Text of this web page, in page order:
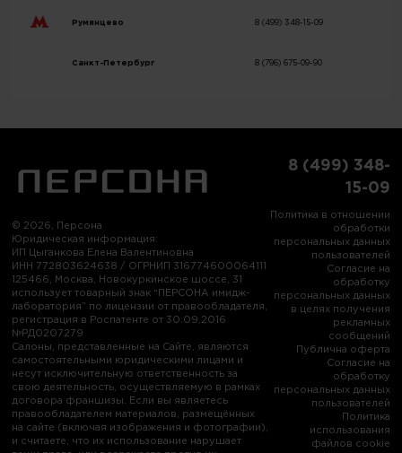
Румянцево 8 (499) 348-15-09
Санкт-Петербург 8 (796) 675-09-90
© 2026, Персона
Юридическая информация:
ИП Цыганкова Елена Валентиновна
ИНН 772803624638 / ОГРНИП 316774600064111
125466, Москва, Новокуркинское шоссе, 31
использует товарный знак “ПЕРСОНА имидж-
лаборатория” по лицензии от правообладателя,
регистрация в Роспатенте от 30.09.2016
№РД0207279
Салоны, представленные на Сайте, являются
самостоятельными юридическими лицами и
несут исключительную ответственность за
свою деятельность, осуществляемую в рамках
договора франшизы. Если вы являетесь
правообладателем материалов, размещённых
на сайте (включая изображения и фотографии),
и считаете, что их использование нарушает
8 (499) 348-
15-09
Политика в отношении
обработки
персональных данных
пользователей
Согласие на
обработку
персональных данных
в целях получения
рекламных
сообщений
Публична оферта
Согласие на
обработку
персональных данных
пользователей
Политика
использования
файлов cookie